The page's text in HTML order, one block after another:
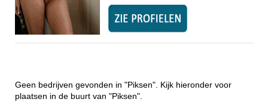
Geen bedrijven gevonden in "Piksen". Kijk hieronder voor
plaatsen in de buurt van "Piksen".